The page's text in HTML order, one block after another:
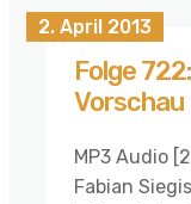
2. April 2013
Folge
Vorschau
MP3 Audio
Fabian